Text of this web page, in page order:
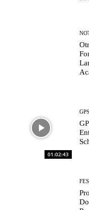
01:02:43